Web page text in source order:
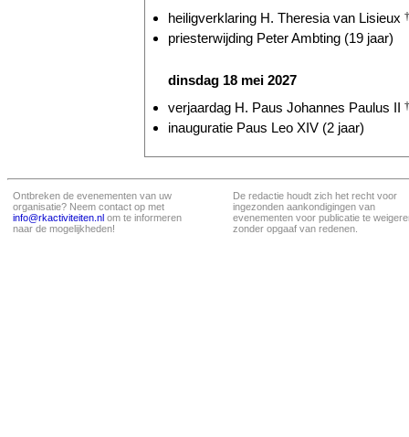
heiligverklaring H. Theresia van Lisieux †
priesterwijding Peter Ambting (19 jaar)
dinsdag 18 mei 2027
verjaardag H. Paus Johannes Paulus II †
inauguratie Paus Leo XIV (2 jaar)
Ontbreken de evenementen van uw
organisatie? Neem contact op met
info@rkactiviteiten.nl om te informeren
naar de mogelijkheden!
De redactie houdt zich het recht voor
ingezonden aankondigingen van
evenementen voor publicatie te
zonder opgaaf van redenen.